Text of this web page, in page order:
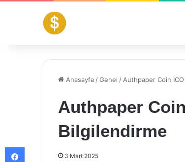
Anasayfa /Genel / Authpaper Coin ICO
Authpaper Coin
Bilgilendirme
3 Mart 2025
Facebook